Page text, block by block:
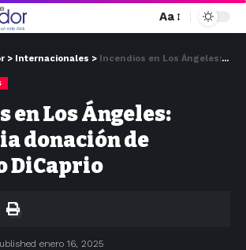
Aa
> Internacionales > Incendios en Los Ángeles: Millonaria donación de Leonardo DiCaprio
en Los Ángeles:
donación de
DiCaprio
enero 16, 2025